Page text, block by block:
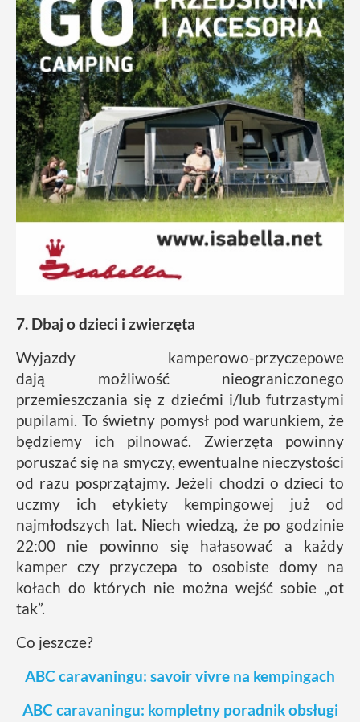
7. Dbaj o dzieci i zwierzęta
Wyjazdy kamperowo-przyczepowe
dają możliwość nieograniczonego
przemieszczania się z dziećmi i/lub futrzastymi
pupilami. To świetny pomysł pod warunkiem, że
będziemy ich pilnować. Zwierzęta powinny
poruszać się na smyczy, ewentualne nieczystości
od razu posprzątajmy. Jeżeli chodzi o dzieci to
uczmy ich etykiety kempingowej już od
najmłodszych lat. Niech wiedzą, że po godzinie
22:00 nie powinno się hałasować a każdy
kamper czy przyczepa to osobiste domy na
kołach do których nie można wejść sobie „ot
tak”.
Co jeszcze?
ABC caravaningu: savoir vivre na kempingach
ABC caravaningu: kompletny poradnik obsługi